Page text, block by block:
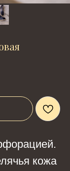
кожа